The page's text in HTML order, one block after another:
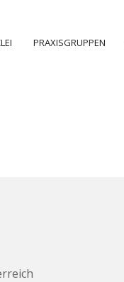
PRAXISGRUPPEN